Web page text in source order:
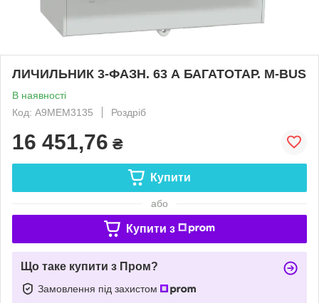
ЛИЧИЛЬНИК 3-ФАЗН. 63 А БАГАТОТАР. M-BUS
В наявності
Код: A9MEM3135
Роздріб
16 451,76 ₴
Купити
або
Купити з
Що таке купити з Пром?
Замовлення під захистом